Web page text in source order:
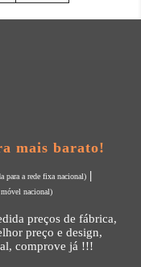
mais barato!
para a rede fixa nacional)|
móvel nacional)
preços de fábrica,
preço e design,
comprove já !!!